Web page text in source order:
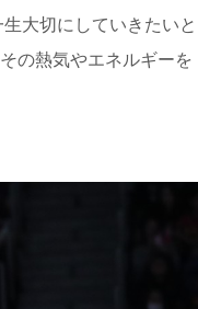
大切にしていきたいと
の熱気やエネルギーを